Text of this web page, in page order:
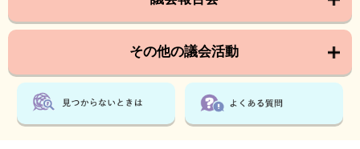
その他の議会活動